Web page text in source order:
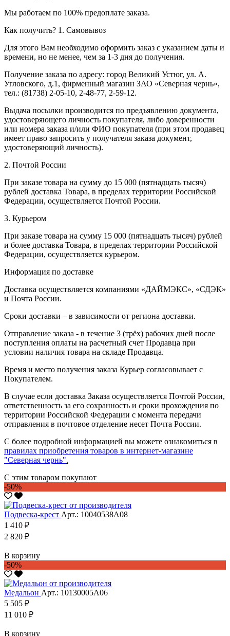
Мы работаем по 100% предоплате заказа.
Как получить? 1. Самовывоз
Для этого Вам необходимо оформить заказ с указанием даты и
времени, но не менее, чем за 1-3 дня до получения.
Получение заказа по адресу: город Великий Устюг, ул. А.
Угловского, д.1, фирменный магазин ЗАО «Северная чернь»,
тел.: (81738) 2-05-10, 2-48-77, 2-59-12.
Выдача посылки производится по предъявлению документа,
удостоверяющего личность покупателя, либо доверенности
или номера заказа и/или ФИО покупателя (при этом продавец
имеет право запросить у получателя заказа документ,
удостоверяющий личность).
2. Почтой России
При заказе товара на сумму до 15 000 (пятнадцать тысяч)
рублей доставка Товара, в пределах территории Российской
Федерации, осуществляется Почтой России.
3. Курьером
При заказе товара на сумму 15 000 (пятнадцать тысяч) рублей
и более доставка Товара, в пределах территории Российской
Федерации, осуществляется курьером.
Информация по доставке
Доставка осуществляется компаниями «ДАЙМЭКС», «СДЭК»
и Почта России.
Сроки доставки – в зависимости от региона доставки.
Отправление заказа - в течение 3 (трёх) рабочих дней после
поступления оплаты на расчетный счет Продавца при
условии наличия товара на складе Продавца.
Время и место получения заказа Курьер согласовывает с
Покупателем.
В случае если доставка Заказа осуществляется Почтой России,
ответственность за его сохранность и сроки прохождения по
территории Российской Федерации с момента передачи
отправления в почтовое отделение несет Почта России.
С более подробной информацией вы можете ознакомиться в
правилах приобретения товаров в интернет-магазине
"Северная чернь".
С этим товаром покупают
-50%
Подвеска-крест Арт.: 10040538А08
1 410 ₽
2 820 ₽
В корзину
-50%
Медальон Арт.: 10130005А06
5 505 ₽
11 010 ₽
В корзину